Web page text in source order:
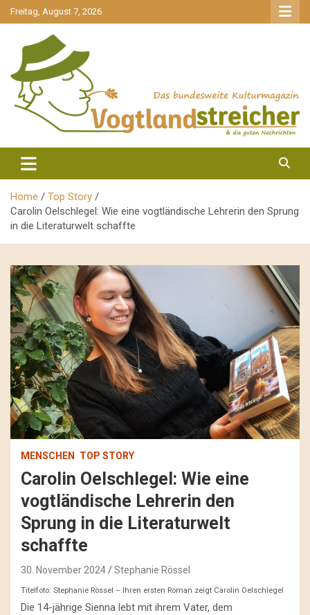
gehe
zum
Freitag, August 7, 2026
Vogtlandstreicher
Home
Top Story
Carolin Oelschlegel: Wie eine vogtländische Lehrerin den Sprung
in die Literaturwelt schaffte
MENSCHEN TOP STORY
Carolin Oelschlegel: Wie eine
vogtländische Lehrerin den
Sprung in die Literaturwelt
schaffte
30. November 2024 Stephanie Rössel
Titelfoto: Stephanie Rössel – Ihren ersten Roman zeigt Carolin Oelschlegel
Die 14-jährige Sienna lebt mit ihrem Vater, dem